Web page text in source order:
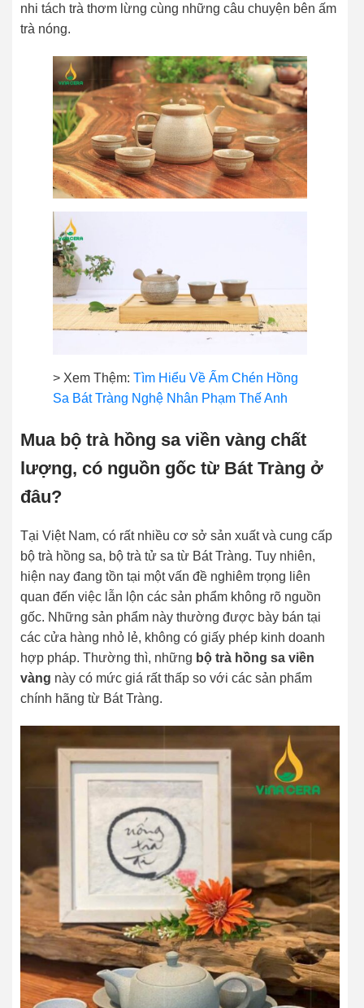
nhi tách trà thơm lừng cùng những câu chuyện bên ấm
trà nóng.
> Xem Thệm: Tìm Hiểu Về Ấm Chén Hồng
Sa Bát Tràng Nghệ Nhân Phạm Thế Anh
Mua bộ trà hồng sa viền vàng chất
lượng, có nguồn gốc từ Bát Tràng ở
đâu?
Tại Việt Nam, có rất nhiều cơ sở sản xuất và cung cấp
bộ trà hồng sa, bộ trà tử sa từ Bát Tràng. Tuy nhiên,
hiện nay đang tồn tại một vấn đề nghiêm trọng liên
quan đến việc lẫn lộn các sản phẩm không rõ nguồn
gốc. Những sản phẩm này thường được bày bán tại
các cửa hàng nhỏ lẻ, không có giấy phép kinh doanh
hợp pháp. Thường thì, những bộ trà hồng sa viền
vàng này có mức giá rất thấp so với các sản phẩm
chính hãng từ Bát Tràng.